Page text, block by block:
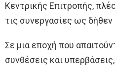
Κεντρικής Επιτροπής,
τις συνεργασίες ως
Σε μια εποχή που
συνθέσεις και